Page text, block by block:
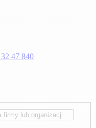
47 840